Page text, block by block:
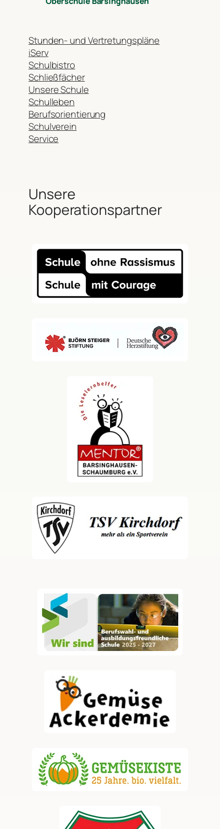
Stunden- und Vertretungspläne
iServ
Schulbistro
Schließfächer
Unsere Schule
Schulleben
Berufsorientierung
Schulverein
Service
Unsere
Kooperationspartner